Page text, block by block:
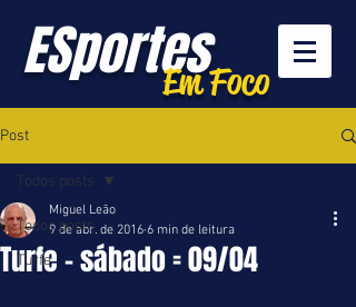
ESportesEm Foco
Post
Todos posts
Turfe
Todos posts
Turfe - sábado = 09/04
Miguel Leão
9 de abr. de 2016 6 min de leitura